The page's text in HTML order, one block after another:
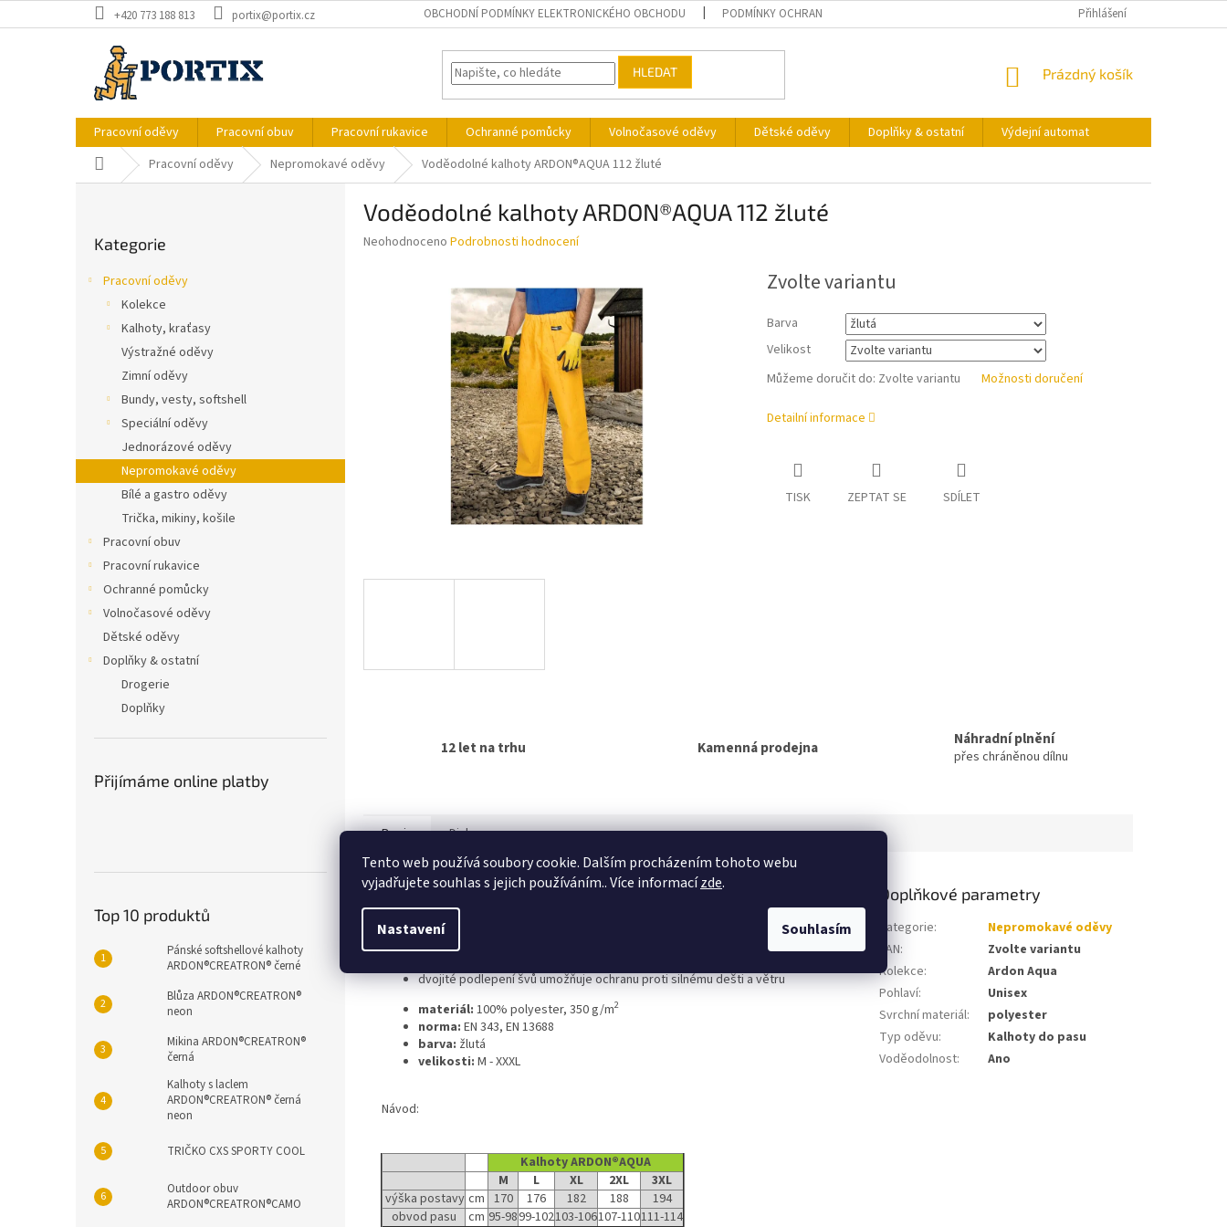
Tento web používá soubory cookie. Dalším procházením tohoto webu
vyjadřujete souhlas s jejich používáním.. Více informacízde.
Nastavení Souhlasím
na
+420 773 188 813 portix@portix.cz OBCHODNÍ PODMÍNKY ELEKTRONICKÉHO OBCHODU PODMÍNKY OCHRANY OSOBNÍCH ÚDAJŮ VÝDEJNÍ AUTOMAT
Přihlášení
HLEDAT
NÁKUPNÍ
Prázdný košík
Pracovní oděvy Pracovní obuv Pracovní rukavice Ochranné pomůcky Volnočasové oděvy Dětské oděvy Doplňky & ostatní
Výdejní automat
Domů Pracovní oděvy Nepromokavé oděvy Voděodolné kalhoty ARDON®AQUA 112 žluté
l
kategorie
Kategorie
Pracovní oděvy
Kolekce
Kalhoty, kraťasy
Výstražné oděvy
Zimní oděvy
Bundy, vesty, softshell
Speciální oděvy
Jednorázové oděvy
Nepromokavé oděvy
Bílé a gastro oděvy
Trička, mikiny, košile
Pracovní obuv
Pracovní rukavice
Ochranné pomůcky
Volnočasové oděvy
Dětské oděvy
Doplňky & ostatní
Drogerie
Doplňky
Přijímáme online platby
Top 10 produktů
Pánské softshellové kalhoty
ARDON®CREATRON® černé
Blůza ARDON®CREATRON®
neon
Mikina ARDON®CREATRON®
černá
Kalhoty s laclem
ARDON®CREATRON® černá
neon
TRIČKO CXS SPORTY COOL
Outdoor obuv
ARDON®CREATRON®CAMO
Voděodolné kalhoty ARDON®AQUA 112 žluté
Průměrné
Neohodnoceno Podrobnosti hodnocení
Zvolte variantu
Barva
Velikost
Můžeme doručit do: Zvolte variantu Možnosti doručení
Detailní informace
TISK ZEPTAT SE SDÍLET
12 let na trhu Kamenná prodejna Náhradní plnění
přes chráněnou dílnu
Popis Diskuze
Detailní popis produktu
voděodolné kalhoty do pasu, s gumou v pase
nastavitelná šířka nohavic na druk
dvojité podlepení švů umožňuje ochranu proti silnému dešti a větru
materiál: 100% polyester, 350 g/m2
norma: EN 343, EN 13688
barva: žlutá
velikosti: M - XXXL
Návod:
Kalhoty ARDON®AQUA
M
L XL 2XL
3XL
výška postavy cm 170 176 182 188
194
obvod pasu
cm 95-9899-102103-106107-110111-114
Doplňkové parametry
Kategorie:
Nepromokavé oděvy
EAN:
Zvolte variantu
Kolekce:
Ardon Aqua
Pohlaví:
Unisex
Svrchní materiál:
polyester
Typ oděvu:
Kalhoty do pasu
Voděodolnost: Ano